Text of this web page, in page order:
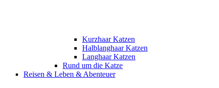
Kurzhaar Katzen
Halblanghaar Katzen
Langhaar Katzen
Rund um die Katze
Reisen & Leben & Abenteuer